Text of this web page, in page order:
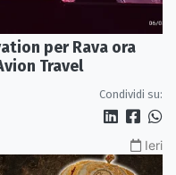
per Rava ora
Travel
Condividi su:
Ieri